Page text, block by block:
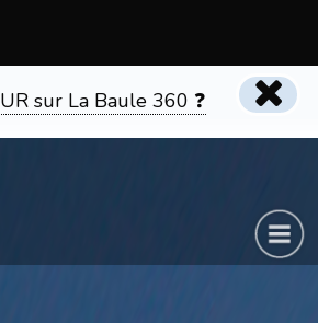
sur La Baule 360 ❓